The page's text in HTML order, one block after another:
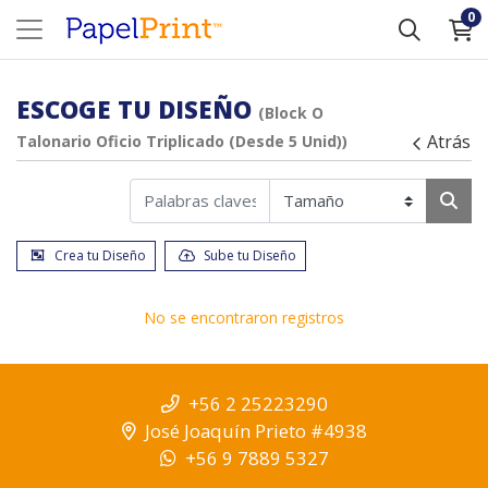
0
ESCOGE TU DISEÑO (Block O
Talonario Oficio Triplicado (Desde 5 Unid))
Atrás
Crea tu Diseño Sube tu Diseño
No se encontraron registros
+56 2 25223290
José Joaquín Prieto #4938
+56 9 7889 5327